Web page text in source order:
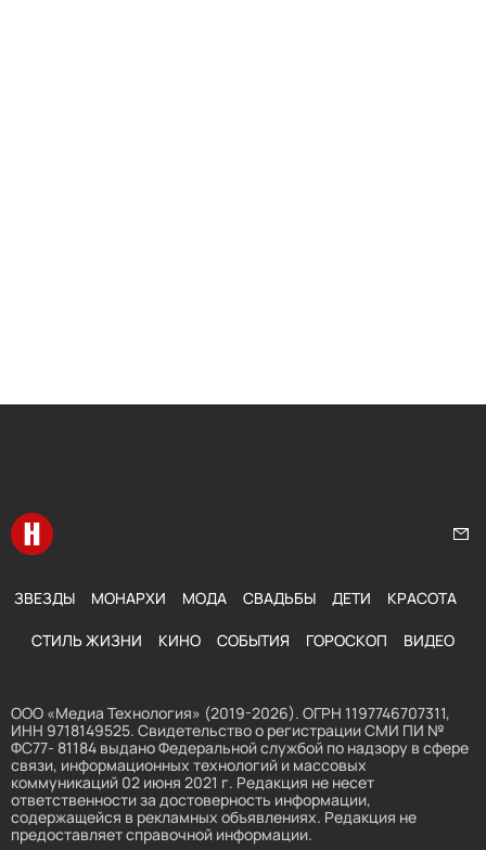
Перейти на главную
ЗВЕЗДЫ МОНАРХИ МОДА СВАДЬБЫ ДЕТИ КРАСОТА
СТИЛЬ ЖИЗНИ КИНО СОБЫТИЯ ГОРОСКОП ВИДЕО
ООО «Медиа Технология» (2019-2026). ОГРН 1197746707311,
ИНН 9718149525. Свидетельство о регистрации СМИ ПИ №
ФС77- 81184 выдано Федеральной службой по надзору в сфере
связи, информационных технологий и массовых
коммуникаций 02 июня 2021 г. Редакция не несет
ответственности за достоверность информации,
содержащейся в рекламных объявлениях. Редакция не
предоставляет справочной информации.